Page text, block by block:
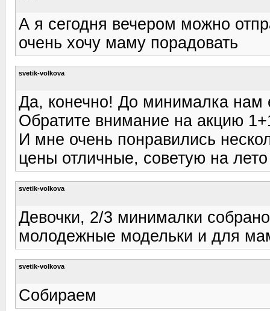
А я сегодня вечером можно
очень хочу маму порадовать
svetik-volkova
Да, конечно! До минималка нам
Обратите внимание на акцию
И мне очень понравились
цены отличные, советую на лето
svetik-volkova
Девочки, 2/3 минималки
молодежные модельки и для
svetik-volkova
Собираем